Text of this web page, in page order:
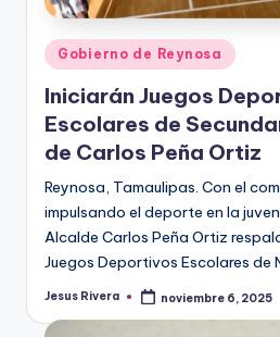
Publicado
en
Gobierno de Reynosa
Iniciarán Juegos
Escolares de
de Carlos Peña Ortiz
Reynosa, Tamaulipas. Con el
impulsando el deporte en la
Alcalde Carlos Peña Ortiz
Juegos Deportivos Escolares de
Publicado
Jesus Rivera noviembre 6, 2025